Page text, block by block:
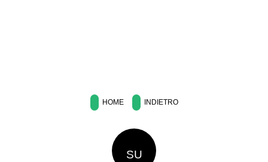
HOME INDIETRO
SU